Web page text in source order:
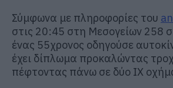
Σύμφωνα με πληροφορίες του
στις 20:45 στη Μεσογείων 258
ένας 55χρονος οδηγούσε
έχει δίπλωμα προκαλώντας
πέφτοντας πάνω σε δύο ΙΧ